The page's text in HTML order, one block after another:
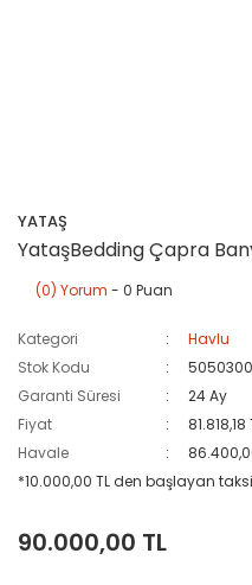
YATAŞ
YataşBedding Çapra
(0) Yorum - 0 Puan
Kategori
Havlu
Stok Kodu
Garanti Süresi
24 Ay
Fiyat
Havale
*10.000,00 TL den başlayan
90.000,00 TL